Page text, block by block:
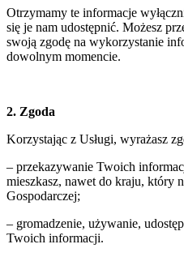
Otrzymamy te informacje
się je nam udostępnić. Możesz
swoją zgodę na wykorzystanie
dowolnym momencie.
2. Zgoda
Korzystając z Usługi, wyrażasz
– przekazywanie Twoich
mieszkasz, nawet do kraju, który
Gospodarczej;
– gromadzenie, używanie,
Twoich informacji.